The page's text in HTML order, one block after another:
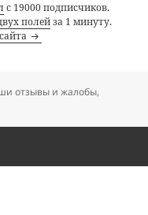
с 19000 подписчиков.
полейза 1 минуту.
отзывы и жалобы,